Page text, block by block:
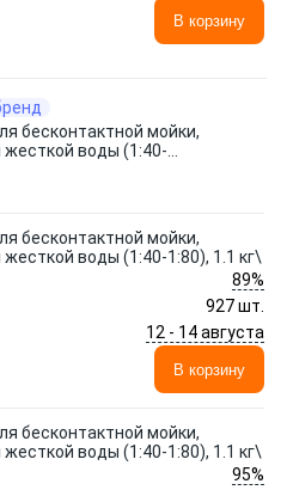
В корзину
бесконтактной мойки,
жесткой воды (1:40-
бесконтактной мойки,
жесткой воды (1:40-1:80), 1.1 кг\
89%
927 шт.
12 - 14 августа
В корзину
бесконтактной мойки,
жесткой воды (1:40-1:80), 1.1 кг\
95%